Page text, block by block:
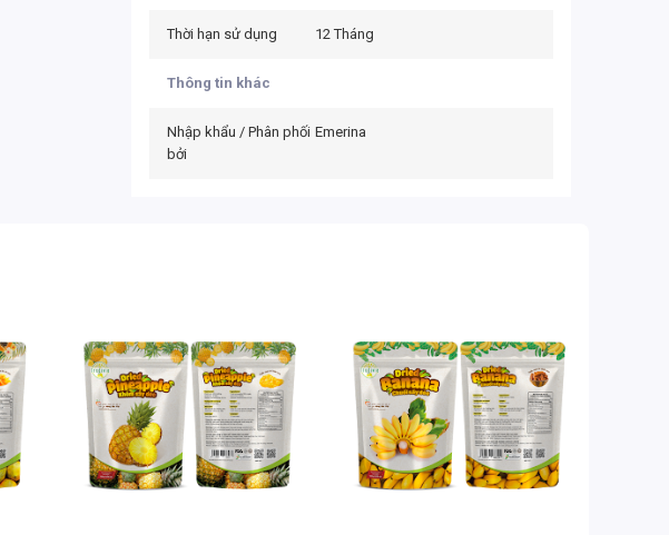
Thời hạn sử dụng 12 Tháng
Thông tin khác
Nhập khẩu / Phân phối
bởi
Emerina